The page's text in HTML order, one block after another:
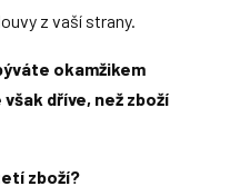
z vaší strany.
okamžikem
dříve, než zboží
zboží?